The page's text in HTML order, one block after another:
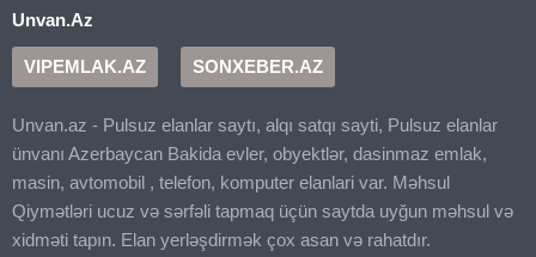
Unvan.Az
VIPEMLAK.AZ SONXEBER.AZ
Unvan.az - Pulsuz elanlar saytı, alqı satqı sayti, Pulsuz elanlar
ünvanı Azerbaycan Bakida evler, obyektlər, dasinmaz emlak,
masin, avtomobil , telefon, komputer elanlari var. Məhsul
Qiymətləri ucuz və sərfəli tapmaq üçün saytda uyğun məhsul və
xidməti tapın. Elan yerləşdirmək çox asan və rahatdır.